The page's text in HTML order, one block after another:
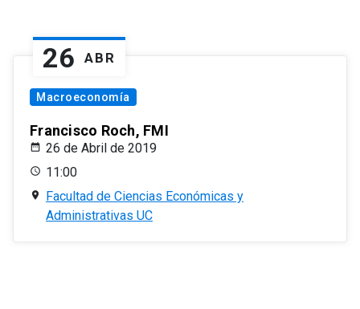
26 ABR
Macroeconomía
Francisco Roch, FMI
26 de Abril de 2019
11:00
Facultad de Ciencias Económicas y
Administrativas UC